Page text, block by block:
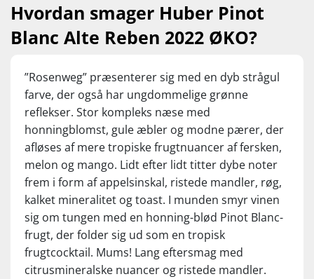
frugtsødme kombineret med en skøn syre,
som holder det hele i balance. Huber har
gjort det igen! pr. stk. 269,95 / BEDSTE PRIS v/
Hvordan smager Huber Pinot
Blanc Alte Reben 2022 ØKO?
”Rosenweg” præsenterer sig med en dyb strågul
farve, der også har ungdommelige grønne
reflekser. Stor kompleks næse med
honningblomst, gule æbler og modne pærer, der
afløses af mere tropiske frugtnuancer af fersken,
melon og mango. Lidt efter lidt titter dybe noter
frem i form af appelsinskal, ristede mandler, røg,
kalket mineralitet og toast. I munden smyr vinen
sig om tungen med en honning-blød Pinot Blanc-
frugt, der folder sig ud som en tropisk
frugtcocktail. Mums! Lang eftersmag med
citrusmineralske nuancer og ristede mandler.